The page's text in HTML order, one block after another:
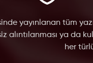
yayınlanan tüm
alıntılanması ya da
her